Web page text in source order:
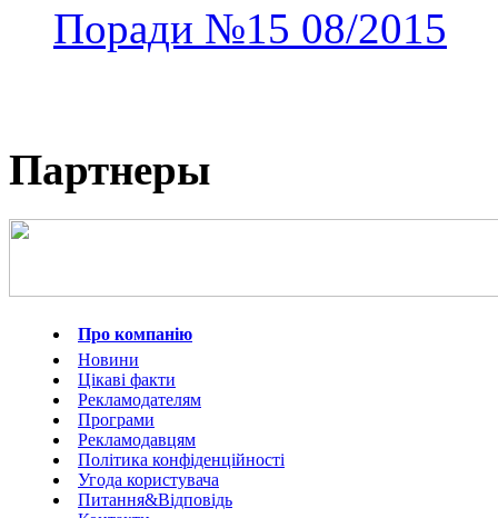
Поради №15 08/2015
Партнеры
Про компанію
Новини
Цікаві факти
Рекламодателям
Програми
Рекламодавцям
Політика конфіденційності
Угода користувача
Питання&Відповідь